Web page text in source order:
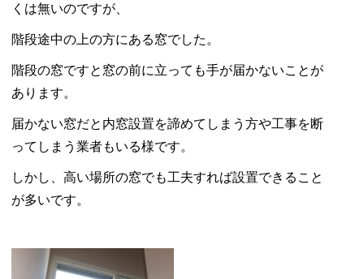
くは無いのですが、
階段途中の上の方にある窓でした。
階段の窓ですと窓の前に立っても手が届かないことが
あります。
届かない窓だと内窓設置を諦めてしまう方や工事を断
ってしまう業者もいる様です。
しかし、高い場所の窓でも工夫すれば設置できること
が多いです。